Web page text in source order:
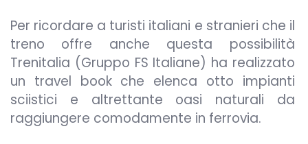
Per ricordare a turisti italiani e stranieri che il
treno offre anche questa possibilità
Trenitalia (Gruppo FS Italiane) ha realizzato
un travel book che elenca otto impianti
sciistici e altrettante oasi naturali da
raggiungere comodamente in ferrovia.